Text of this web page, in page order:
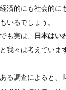
経済的にも社会的に
もいるでしょう。
でも実は、 日本はい
と我々は考えていま
ある調査によると、